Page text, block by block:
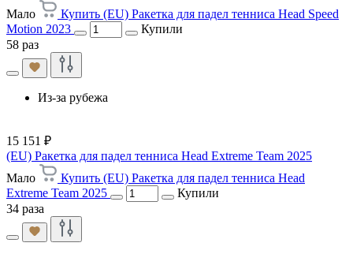
Мало
Купить (EU) Ракетка для падел тенниса Head Speed
Motion 2023
Купили
58 раз
Из-за рубежа
15 151 ₽
(EU) Ракетка для падел тенниса Head Extreme Team 2025
Мало
Купить (EU) Ракетка для падел тенниса Head
Extreme Team 2025
Купили
34 раза